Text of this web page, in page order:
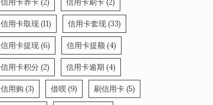
信用卡养卡(2) 信用卡刷卡(2)
信用卡取现(11) 信用卡套现(33)
信用卡提现(6) 信用卡提额(4)
信用卡积分 (2) 信用卡逾期 (4)
信用购 (3) 借呗 (9) 刷信用卡(5)